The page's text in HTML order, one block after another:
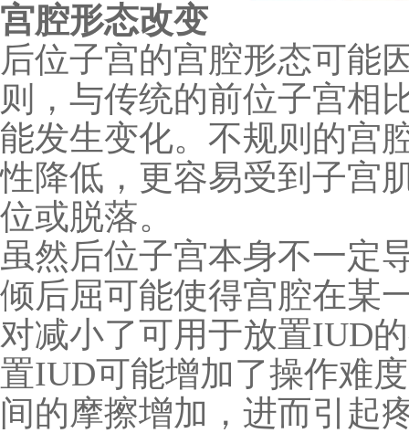
宫腔形态改变
后位子宫的宫腔形态可能
则，与传统的前位子宫相
能发生变化。不规则的宫
性降低，更容易受到子宫
位或脱落。
虽然后位子宫本身不一定
倾后屈可能使得宫腔在某
对减小了可用于放置IUD
置IUD可能增加了操作难
间的摩擦增加，进而引起